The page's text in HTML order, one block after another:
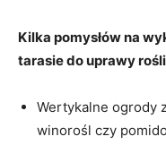
Kilka pomysłów na
tarasie do‌ uprawy
Wertykalne ogrody
winorośl czy